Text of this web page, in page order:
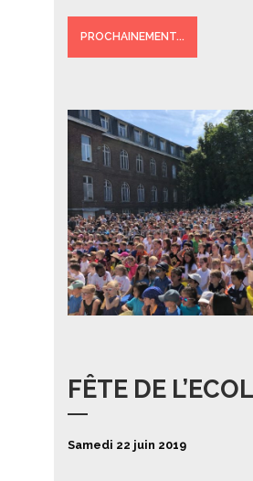
PROCHAINEMENT...
FÊTE DE
Samedi 22 juin 2019